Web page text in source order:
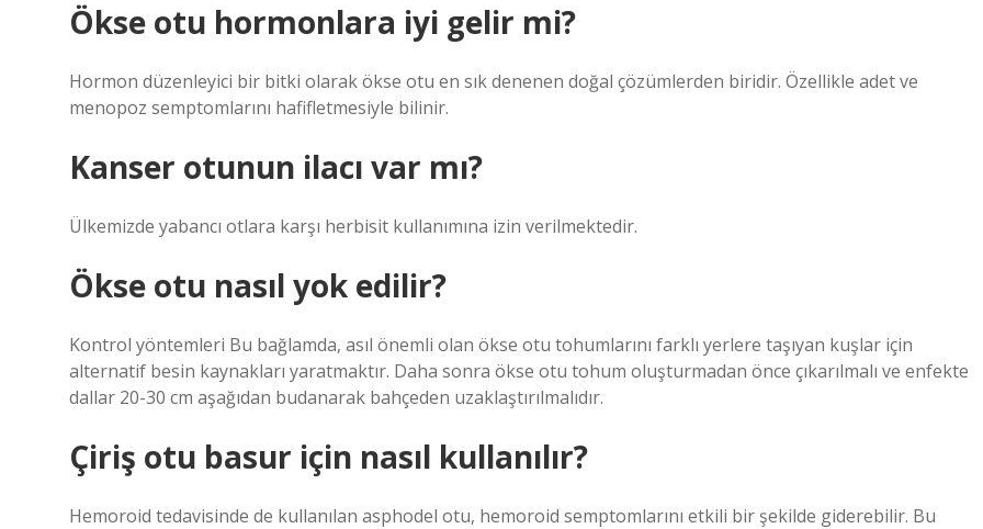
Ökse otu hormonlara iyi gelir mi?
Hormon düzenleyici bir bitki olarak ökse otu en sık denenen doğal çözümlerden biridir. Özellikle adet ve
menopoz semptomlarını hafifletmesiyle bilinir.
Kanser otunun ilacı var mı?
Ülkemizde yabancı otlara karşı herbisit kullanımına izin verilmektedir.
Ökse otu nasıl yok edilir?
Kontrol yöntemleri Bu bağlamda, asıl önemli olan ökse otu tohumlarını farklı yerlere taşıyan kuşlar için
alternatif besin kaynakları yaratmaktır. Daha sonra ökse otu tohum oluşturmadan önce çıkarılmalı ve enfekte
dallar 20-30 cm aşağıdan budanarak bahçeden uzaklaştırılmalıdır.
Çiriş otu basur için nasıl kullanılır?
Hemoroid tedavisinde de kullanılan asphodel otu, hemoroid semptomlarını etkili bir şekilde giderebilir. Bu